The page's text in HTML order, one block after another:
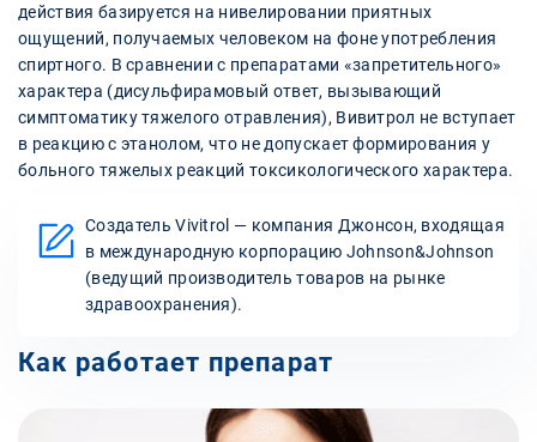
действия базируется на нивелировании приятных
ощущений, получаемых человеком на фоне употребления
спиртного. В сравнении с препаратами «запретительного»
характера (дисульфирамовый ответ, вызывающий
симптоматику тяжелого отравления), Вивитрол не вступает
в реакцию с этанолом, что не допускает формирования у
больного тяжелых реакций токсикологического характера.
Создатель Vivitrol — компания Джонсон, входящая
в международную корпорацию Johnson&Johnson
(ведущий производитель товаров на рынке
здравоохранения).
Как работает препарат